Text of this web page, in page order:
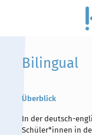
Hauptinhalt
Speiseplan
Bilingual
Überblick
In der deutsch-
Schüler*innen in